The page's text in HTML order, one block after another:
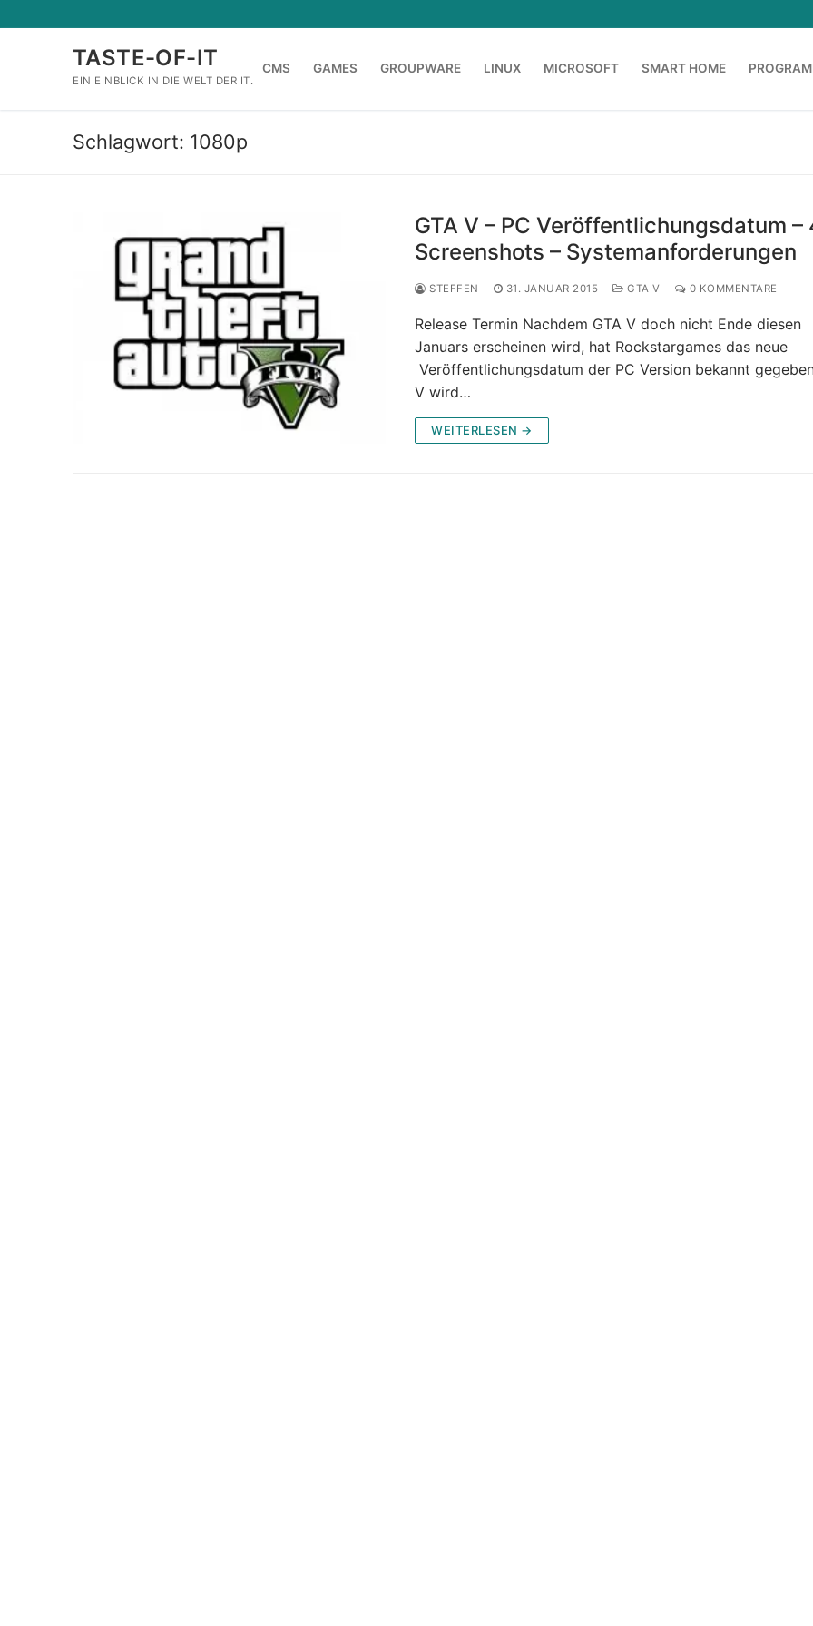
Inhalt
TASTE-OF-IT
EIN EINBLICK IN DIE WELT DER IT.
CMS GAMES GROUPWARE LINUX MICROSOFT SMART HOME
Schlagwort: 1080p
GTA V – PC Veröffentlichungsdatum –
Screenshots – Systemanforderungen
STEFFEN 31. JANUAR 2015 GTA V 0 KOMMENTARE
Release Termin Nachdem GTA V doch nicht Ende diesen
Januars erscheinen wird, hat Rockstargames das neue
Veröffentlichungsdatum der PC Version bekannt
V wird…
WEITERLESEN →